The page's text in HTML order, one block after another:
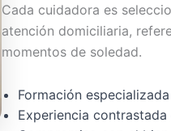
Cada cuidadora es
atención domiciliaria,
momentos de soledad.
Formación
Experiencia